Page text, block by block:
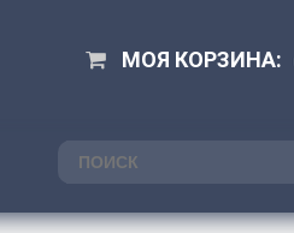
МОЯ КОРЗИНА: